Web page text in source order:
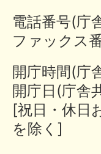
電話番号(
ファックス
開庁時間(庁
開庁日(庁舎
[祝日・休日
を除く]